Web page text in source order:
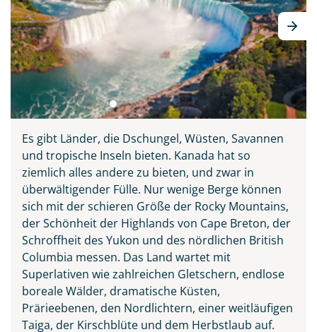
Es gibt Länder, die Dschungel, Wüsten, Savannen
und tropische Inseln bieten. Kanada hat so
ziemlich alles andere zu bieten, und zwar in
überwältigender Fülle. Nur wenige Berge können
sich mit der schieren Größe der Rocky Mountains,
der Schönheit der Highlands von Cape Breton, der
Schroffheit des Yukon und des nördlichen British
Columbia messen. Das Land wartet mit
Superlativen wie zahlreichen Gletschern, endlose
boreale Wälder, dramatische Küsten,
Prärieebenen, den Nordlichtern, einer weitläufigen
Taiga, der Kirschblüte und dem Herbstlaub auf.